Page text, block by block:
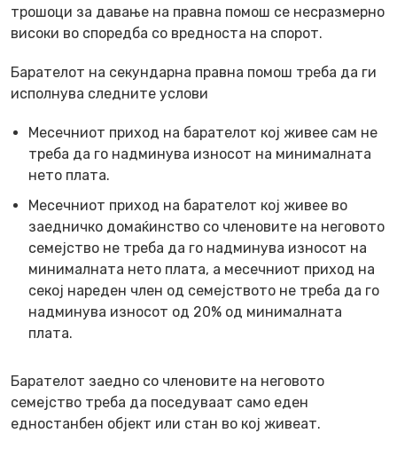
трошоци за давање на правна помош се несразмерно
високи во споредба со вредноста на спорот.
Барателот на секундарна правна помош треба да ги
исполнува следните услови
Месечниот приход на барателот кој живее сам не
треба да го надминува износот на минималната
нето плата.
Месечниот приход на барателот кој живее во
заедничко домаќинство со членовите на неговото
семејство не треба да го надминува износот на
минималната нето плата, а месечниот приход на
секој нареден член од семејството не треба да го
надминува износот од 20% од минималната
плата.
Барателот заедно со членовите на неговото
семејство треба да поседуваат само еден
едностанбен објект или стан во кој живеат.